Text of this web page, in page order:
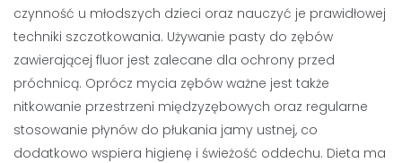
czynność u młodszych dzieci oraz nauczyć je prawidłowej
techniki szczotkowania. Używanie pasty do zębów
zawierającej fluor jest zalecane dla ochrony przed
próchnicą. Oprócz mycia zębów ważne jest także
nitkowanie przestrzeni międzyzębowych oraz regularne
stosowanie płynów do płukania jamy ustnej, co
dodatkowo wspiera higienę i świeżość oddechu. Dieta ma